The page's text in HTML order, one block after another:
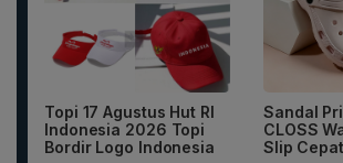
Topi 17 Agustus Hut RI
Indonesia 2026 Topi
Bordir Logo Indonesia
Sandal
CLOSS
Slip